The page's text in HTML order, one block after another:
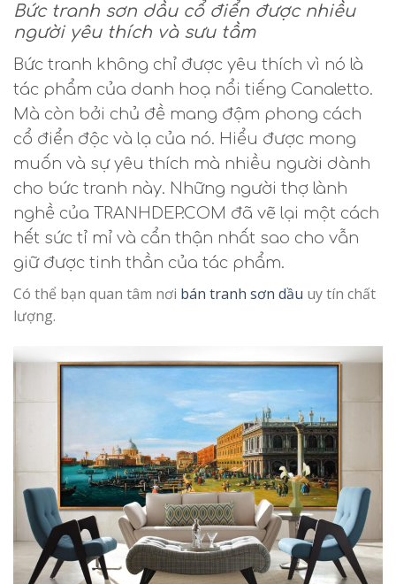
Bức tranh sơn dầu cổ điển được nhiều
người yêu thích và sưu tầm
Bức tranh không chỉ được yêu thích vì nó là
tác phẩm của danh hoạ nổi tiếng Canaletto.
Mà còn bởi chủ đề mang đậm phong cách
cổ điển độc và lạ của nó. Hiểu được mong
muốn và sự yêu thích mà nhiều người dành
cho bức tranh này. Những người thợ lành
nghề của TRANHDEP.COM đã vẽ lại một cách
hết sức tỉ mỉ và cẩn thận nhất sao cho vẫn
giữ được tinh thần của tác phẩm.
Có thể bạn quan tâm nơi bán tranh sơn dầu uy tín chất
lượng.